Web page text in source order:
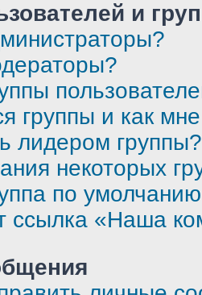
и
группы и как
лидером группы?
некоторых
по
ссылка «Наша